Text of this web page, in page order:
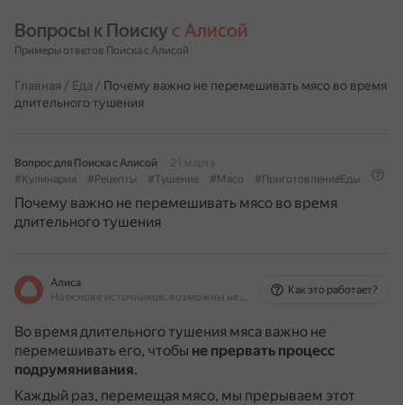
Вопросы к Поиску с Алисой
Примеры ответов Поиска с Алисой
Главная / Еда / Почему важно не перемешивать мясо во время
длительного тушения
Вопрос для Поиска с Алисой
21 марта
#Кулинария
#Рецепты #Тушение #Мясо #ПриготовлениеЕды
Почему важно не перемешивать мясо во время
длительного тушения
Алиса
На основе источников, возможны неточности
Как это работает?
Во время длительного тушения мяса важно не
перемешивать его, чтобы не прервать процесс
подрумянивания.
Каждый раз, перемещая мясо, мы прерываем этот